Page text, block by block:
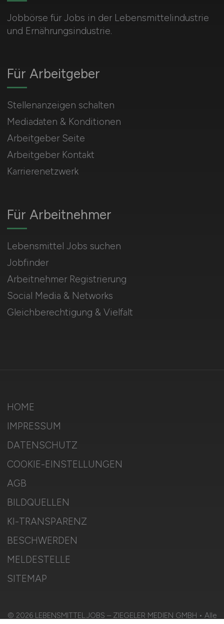
Jobbörse für Jobs in der Lebensmittelindustrie
und Ernährungsindustrie.
Für Arbeitnehmer
Lebensmittel Jobs suchen
Jobfinder
Arbeitnehmer Registrierung
Social Media & Networks
Gleichberechtigung & Vielfalt
Für Arbeitgeber
Stellenanzeigen schalten
Mediadaten & Konditionen
Arbeitgeber Seite
Arbeitgeber Kontakt
Karrierenetzwerk
HOME
IMPRESSUM
DATENSCHUTZ
COOKIE-EINSTELLUNGEN
AGB
BILDQUELLEN
KI-TRANSPARENZ
BESCHWERDEN
MELDESTELLE
SITEMAP
© 2026 LEBENSMITTEL.JOBS – ZIEGELER MEDIEN GMBH • Alle